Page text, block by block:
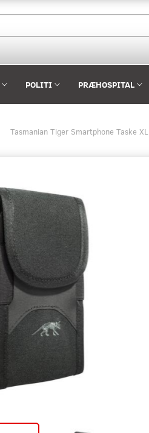
POLITI PRÆHOSPITAL
Tasmanian Tiger Smartphone Taske XL